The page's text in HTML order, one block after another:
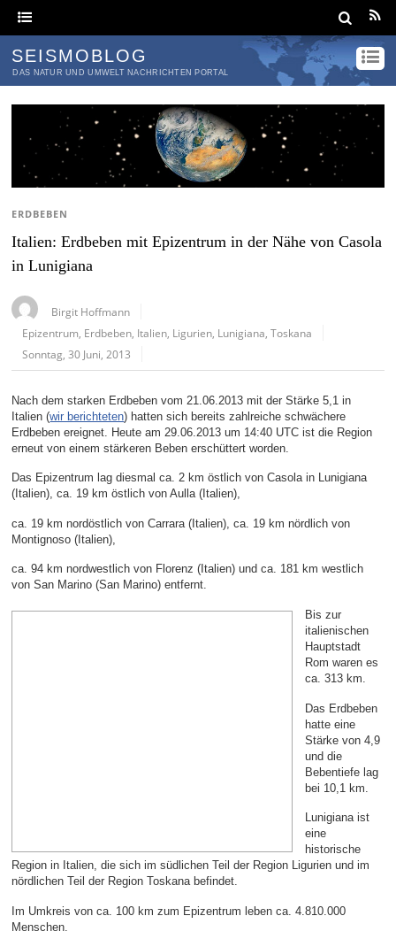
SEISMOBLOG
DAS NATUR UND UMWELT NACHRICHTEN PORTAL
ERDBEBEN
Italien: Erdbeben mit Epizentrum in der Nähe von Casola
in Lunigiana
Birgit Hoffmann
Epizentrum Erdbeben Italien Ligurien Lunigiana ,Toskana
Sonntag, 30 Juni, 2013
Nach dem starken Erdbeben vom 21.06.2013 mit der Stärke 5,1 in
Italien (wir berichteten) hatten sich bereits zahlreiche schwächere
Erdbeben ereignet. Heute am 29.06.2013 um 14:40 UTC ist die Region
erneut von einem stärkeren Beben erschüttert worden.
Das Epizentrum lag diesmal ca. 2 km östlich von Casola in Lunigiana
(Italien), ca. 19 km östlich von Aulla (Italien),
ca. 19 km nordöstlich von Carrara (Italien), ca. 19 km nördlich von
Montignoso (Italien),
ca. 94 km nordwestlich von Florenz (Italien) und ca. 181 km westlich
von San Marino (San Marino) entfernt.
Bis zur
italienischen
Hauptstadt
Rom waren es
ca. 313 km.
Das Erdbeben
hatte eine
Stärke von 4,9
und die
Bebentiefe lag
bei 10,1 km.
Lunigiana ist
eine
historische
Region in Italien, die sich im südlichen Teil der Region Ligurien und im
nördlichen Teil der Region Toskana befindet.
Im Umkreis von ca. 100 km zum Epizentrum leben ca. 4.810.000
Menschen.